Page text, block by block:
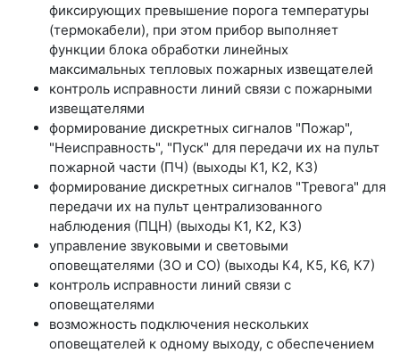
фиксирующих превышение порога температуры
(термокабели), при этом прибор выполняет
функции блока обработки линейных
максимальных тепловых пожарных извещателей
контроль исправности линий связи с пожарными
извещателями
формирование дискретных сигналов "Пожар",
"Неисправность", "Пуск" для передачи их на пульт
пожарной части (ПЧ) (выходы К1, К2, К3)
формирование дискретных сигналов "Тревога" для
передачи их на пульт централизованного
наблюдения (ПЦН) (выходы К1, К2, К3)
управление звуковыми и световыми
оповещателями (ЗО и СО) (выходы К4, К5, К6, К7)
контроль исправности линий связи с
оповещателями
возможность подключения нескольких
оповещателей к одному выходу, с обеспечением